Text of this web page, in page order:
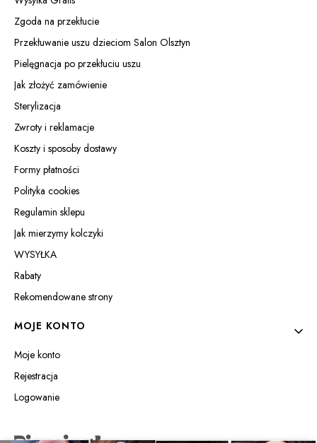
Zgoda na przekłucie
Przekłuwanie uszu dzieciom Salon Olsztyn
Pielęgnacja po przekłuciu uszu
Jak złożyć zamówienie
Sterylizacja
Zwroty i reklamacje
Koszty i sposoby dostawy
Formy płatności
Polityka cookies
Regulamin sklepu
Jak mierzymy kolczyki
WYSYŁKA
Rabaty
Rekomendowane strony
MOJE KONTO
Moje konto
Rejestracja
Logowanie